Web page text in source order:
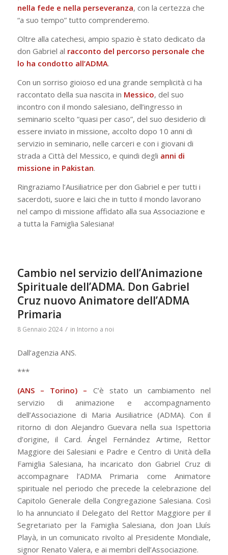
nella fede e nella perseveranza, con la certezza che
“a suo tempo” tutto comprenderemo.
Oltre alla catechesi, ampio spazio è stato dedicato da
don Gabriel al racconto del percorso personale che
lo ha condotto all’ADMA.
Con un sorriso gioioso ed una grande semplicità ci ha
raccontato della sua nascita in Messico, del suo
incontro con il mondo salesiano, dell’ingresso in
seminario scelto “quasi per caso”, del suo desiderio di
essere inviato in missione, accolto dopo 10 anni di
servizio in seminario, nelle carceri e con i giovani di
strada a Città del Messico, e quindi degli anni di
missione in Pakistan.
Ringraziamo l’Ausiliatrice per don Gabriel e per tutti i
sacerdoti, suore e laici che in tutto il mondo lavorano
nel campo di missione affidato alla sua Associazione e
a tutta la Famiglia Salesiana!
Cambio nel servizio dell’Animazione
Spirituale dell’ADMA. Don Gabriel
Cruz nuovo Animatore dell’ADMA
Primaria
8 Gennaio 2024 / in Intorno a noi
Dall’agenzia ANS.
***
(ANS – Torino) – C’è stato un cambiamento nel
servizio di animazione e accompagnamento
dell’Associazione di Maria Ausiliatrice (ADMA). Con il
ritorno di don Alejandro Guevara nella sua Ispettoria
d’origine, il Card. Ángel Fernández Artime, Rettor
Maggiore dei Salesiani e Padre e Centro di Unità della
Famiglia Salesiana, ha incaricato don Gabriel Cruz di
accompagnare l’ADMA Primaria come Animatore
spirituale nel periodo che precede la celebrazione del
Capitolo Generale della Congregazione Salesiana. Così
lo ha annunciato il Delegato del Rettor Maggiore per il
Segretariato per la Famiglia Salesiana, don Joan Lluís
Playà, in un comunicato rivolto al Presidente Mondiale,
signor Renato Valera, e ai membri dell’Associazione.